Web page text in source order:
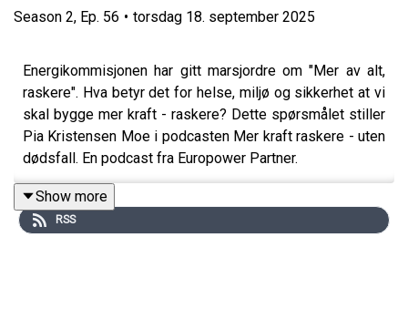
Season 2, Ep. 56 • torsdag 18. september 2025
Energikommisjonen har gitt marsjordre om "Mer av alt,
raskere". Hva betyr det for helse, miljø og sikkerhet at vi
skal bygge mer kraft - raskere? Dette spørsmålet stiller
Pia Kristensen Moe i podcasten Mer kraft raskere - uten
dødsfall. En podcast fra Europower Partner.
Show more
RSS